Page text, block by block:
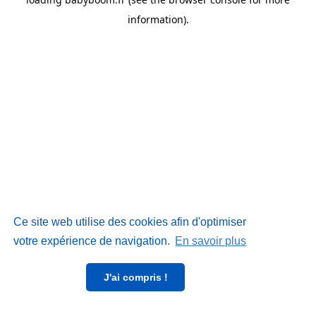
Ce site web utilise des cookies afin d'optimiser
votre expérience de navigation. En savoir plus
J'ai compris !
information).